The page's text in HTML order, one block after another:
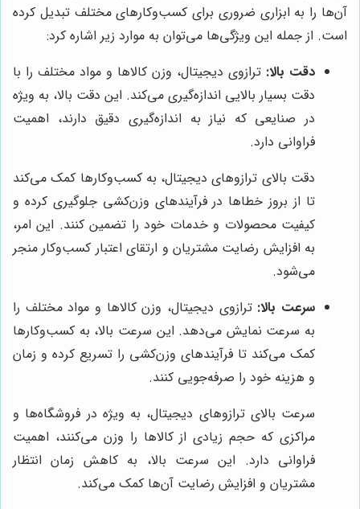
آن‌ها را به ابزاری ضروری برای کسب‌وکارهای مختلف تبدیل کرده
است. از جمله این ویژگی‌ها می‌توان به موارد زیر اشاره کرد:
دقت بالا: ترازوی دیجیتال، وزن کالاها و مواد مختلف را با
دقت بسیار بالایی اندازه‌گیری می‌کند. این دقت بالا، به ویژه
در صنایعی که نیاز به اندازه‌گیری دقیق دارند، اهمیت
فراوانی دارد.
دقت بالای ترازوهای دیجیتال، به کسب‌وکارها کمک می‌کند
تا از بروز خطاها در فرآیندهای وزن‌کشی جلوگیری کرده و
کیفیت محصولات و خدمات خود را تضمین کنند. این امر،
به افزایش رضایت مشتریان و ارتقای اعتبار کسب‌وکار منجر
می‌شود.
سرعت بالا: ترازوی دیجیتال، وزن کالاها و مواد مختلف را
به سرعت نمایش می‌دهد. این سرعت بالا، به کسب‌وکارها
کمک می‌کند تا فرآیندهای وزن‌کشی را تسریع کرده و زمان
و هزینه خود را صرفه‌جویی کنند.
سرعت بالای ترازوهای دیجیتال، به ویژه در فروشگاه‌ها و
مراکزی که حجم زیادی از کالاها را وزن می‌کنند، اهمیت
فراوانی دارد. این سرعت بالا، به کاهش زمان انتظار
مشتریان و افزایش رضایت آن‌ها کمک می‌کند.